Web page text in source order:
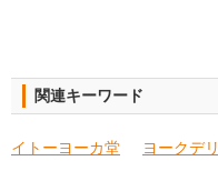
関連キーワード
イトーヨーカ堂 ヨークデリ